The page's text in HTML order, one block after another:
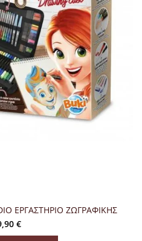
ΕΡΓΑΣΤΗΡΙΟ ΖΩΓΡΑΦΙΚΗΣ
€